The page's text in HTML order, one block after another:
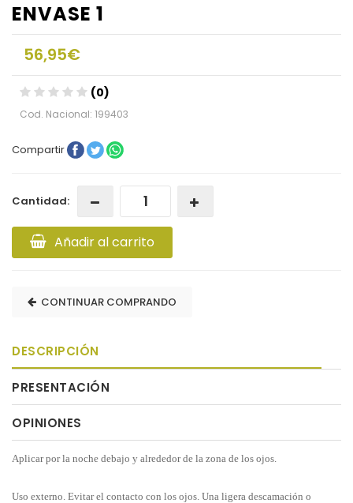
ENVASE 1
56,95€
(0)
Cod. Nacional: 199403
Compartir
Cantidad:
Añadir al carrito
CONTINUAR COMPRANDO
DESCRIPCIÓN
PRESENTACIÓN
OPINIONES
Aplicar por la noche debajo y alrededor de la zona de los ojos.
Uso externo. Evitar el contacto con los ojos. Una ligera descamación o